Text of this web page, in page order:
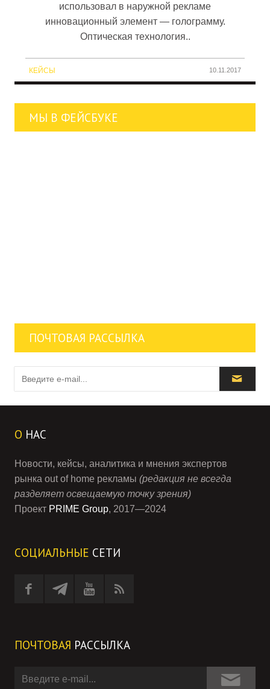
использовал в наружной рекламе
инновационный элемент — голограмму.
Оптическая технология..
КЕЙСЫ 10.11.2017
МЫ В ФЕЙСБУКЕ
ПОЧТОВАЯ РАССЫЛКА
О НАС
Новости, кейсы, аналитика и мнения экспертов
рынка out of home рекламы (редакция не всегда
разделяет освещаемую точку зрения)
Проект PRIME Group, 2017—2024
СОЦИАЛЬНЫЕ СЕТИ
ПОЧТОВАЯ РАССЫЛКА